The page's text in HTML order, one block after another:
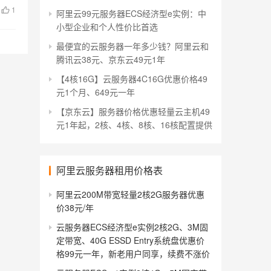
1
阿里云99元服务器ECS经济型e实例：中
小型企业和个人性价比首选
最便宜的云服务器一年多少钱？阿里云和
腾讯云38元、京东云49元1年
【4核16G】云服务器4C16G优惠价格49
元1个月、649元一年
【京东云】服务器价格优惠轻量云主机49
元1年起，2核、4核、8核、16核配置提供
阿里云服务器租用价格表
阿里云200M带宽轻量2核2G服务器优惠
价38元/年
云服务器ECS经济型e实例2核2G、3M固
定带宽、40G ESSD Entry系统盘优惠价
格99元一年，新老用户同享，续费不涨价